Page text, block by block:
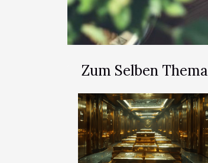
Zum Selben Thema